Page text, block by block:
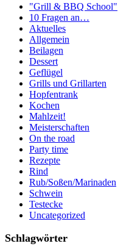
"Grill & BBQ School"
10 Fragen an…
Aktuelles
Allgemein
Beilagen
Dessert
Geflügel
Grills und Grillarten
Hopfentrank
Kochen
Mahlzeit!
Meisterschaften
On the road
Party time
Rezepte
Rind
Rub/Soßen/Marinaden
Schwein
Testecke
Uncategorized
Schlagwörter